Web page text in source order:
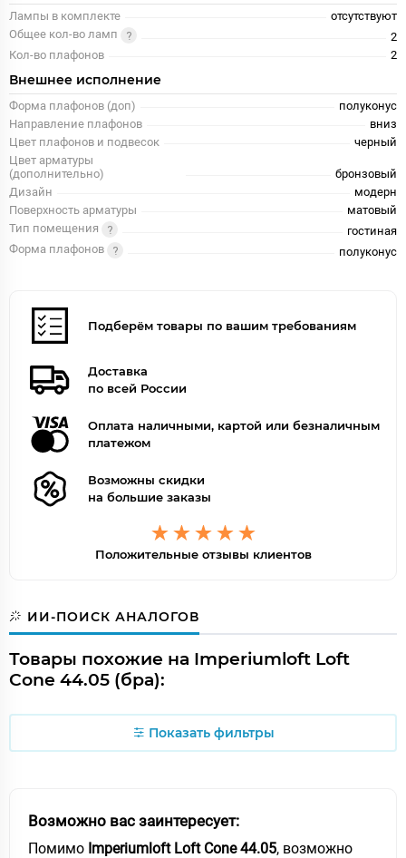
Лампы в комплекте
отсутствуют
Общее кол-во ламп
2
Кол-во плафонов
2
Внешнее исполнение
Форма плафонов (доп)
полуконус
Направление плафонов
вниз
Цвет плафонов и подвесок
черный
Цвет арматуры
(дополнительно)
бронзовый
Дизайн
модерн
Поверхность арматуры
матовый
Тип помещения
гостиная
Форма плафонов
полуконус
Подберём товары по вашим требованиям
Доставка
по всей России
Оплата наличными, картой или безналичным
платежом
Возможны скидки
на большие заказы
Положительные отзывы клиентов
ИИ-ПОИСК АНАЛОГОВ
Товары похожие на Imperiumloft Loft
Cone 44.05 (бра):
Показать фильтры
Возможно вас заинтересует:
Помимо Imperiumloft Loft Cone 44.05, возможно